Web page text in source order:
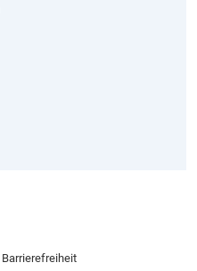
Barrierefreiheit